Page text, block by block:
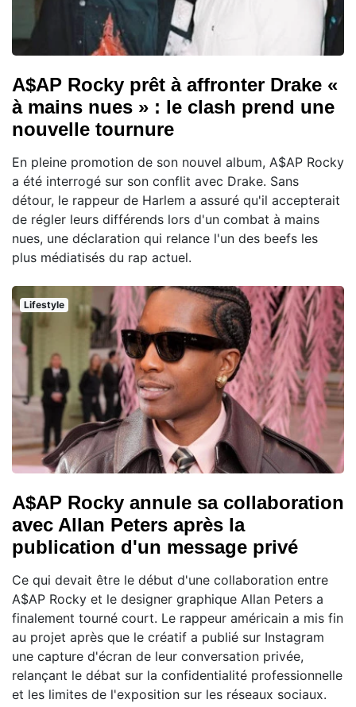
A$AP Rocky prêt à affronter Drake «
à mains nues » : le clash prend une
nouvelle tournure
En pleine promotion de son nouvel album, A$AP Rocky
a été interrogé sur son conflit avec Drake. Sans
détour, le rappeur de Harlem a assuré qu'il accepterait
de régler leurs différends lors d'un combat à mains
nues, une déclaration qui relance l'un des beefs les
plus médiatisés du rap actuel.
Lifestyle
A$AP Rocky annule sa collaboration
avec Allan Peters après la
publication d'un message privé
Ce qui devait être le début d'une collaboration entre
A$AP Rocky et le designer graphique Allan Peters a
finalement tourné court. Le rappeur américain a mis fin
au projet après que le créatif a publié sur Instagram
une capture d'écran de leur conversation privée,
relançant le débat sur la confidentialité professionnelle
et les limites de l'exposition sur les réseaux sociaux.